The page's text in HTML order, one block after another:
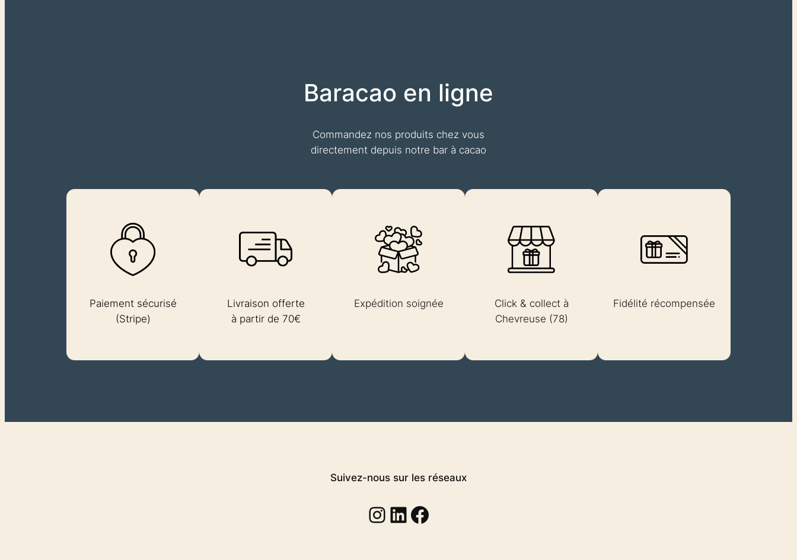
Baracao en ligne
Commandez nos produits chez vous
directement depuis notre bar à cacao
Paiement sécurisé
(Stripe)
Livraison offerte
à partir de 70€
Expédition soignée
Click & collect à
Chevreuse (78)
Fidélité récompensée
Suivez-nous sur les réseaux
Instagram
Linkedin
Facebook